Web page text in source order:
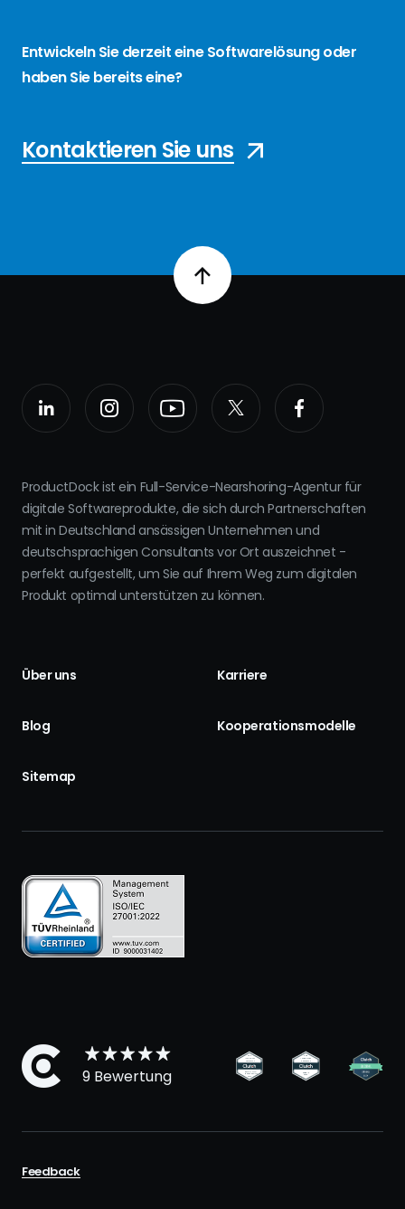
Entwickeln Sie derzeit eine Softwarelösung oder
haben Sie bereits eine?
Kontaktieren Sie uns
ProductDock ist ein Full-Service-Nearshoring-Agentur für
digitale Softwareprodukte, die sich durch Partnerschaften
mit in Deutschland ansässigen Unternehmen und
deutschsprachigen Consultants vor Ort auszeichnet -
perfekt aufgestellt, um Sie auf Ihrem Weg zum digitalen
Produkt optimal unterstützen zu können.
Über uns Karriere
Blog Kooperationsmodelle
Sitemap
9 Bewertung
Feedback